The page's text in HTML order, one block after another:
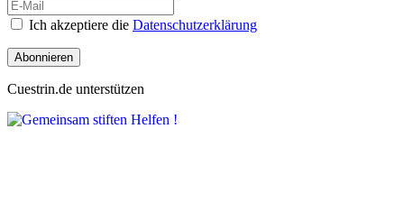
Ich akzeptiere die Datenschutzerklärung
Abonnieren
Cuestrin.de unterstützen